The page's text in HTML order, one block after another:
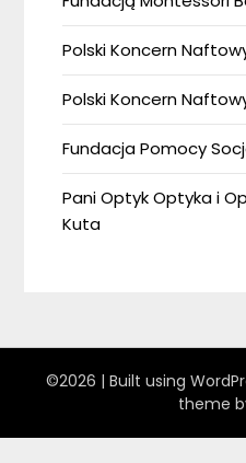
Polski Koncern
Polski Koncern
Fundacja Pomocy
Pani Optyk Optyka i
Kuta
©2026 | Built using
theme